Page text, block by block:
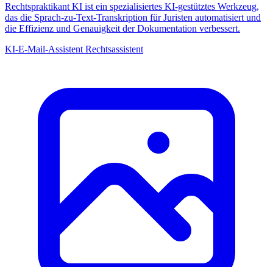
Rechtspraktikant KI ist ein spezialisiertes KI-gestütztes Werkzeug,
das die Sprach-zu-Text-Transkription für Juristen automatisiert und
die Effizienz und Genauigkeit der Dokumentation verbessert.
KI-E-Mail-Assistent Rechtsassistent